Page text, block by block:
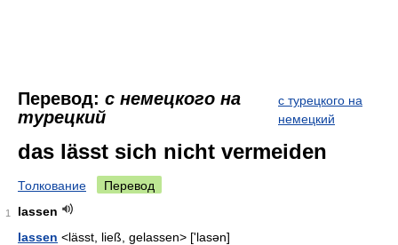
Перевод: с немецкого на
турецкий
с турецкого на
немецкий
das lässt sich nicht vermeiden
Толкование Перевод
1
lassen
lassen <lässt, ließ, gelassen> ['lasən]